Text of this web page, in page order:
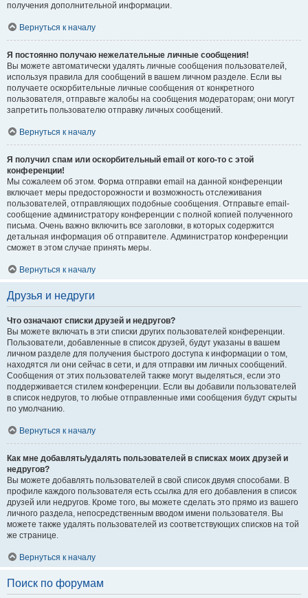
получения дополнительной информации.
Вернуться к началу
Я постоянно получаю нежелательные личные сообщения!
Вы можете автоматически удалять личные сообщения пользователей,
используя правила для сообщений в вашем личном разделе. Если вы
получаете оскорбительные личные сообщения от конкретного
пользователя, отправьте жалобы на сообщения модераторам; они могут
запретить пользователю отправку личных сообщений.
Вернуться к началу
Я получил спам или оскорбительный email от кого-то с этой
конференции!
Мы сожалеем об этом. Форма отправки email на данной конференции
включает меры предосторожности и возможность отслеживания
пользователей, отправляющих подобные сообщения. Отправьте email-
сообщение администратору конференции с полной копией полученного
письма. Очень важно включить все заголовки, в которых содержится
детальная информация об отправителе. Администратор конференции
сможет в этом случае принять меры.
Вернуться к началу
Друзья и недруги
Что означают списки друзей и недругов?
Вы можете включать в эти списки других пользователей конференции.
Пользователи, добавленные в список друзей, будут указаны в вашем
личном разделе для получения быстрого доступа к информации о том,
находятся ли они сейчас в сети, и для отправки им личных сообщений.
Сообщения от этих пользователей также могут выделяться, если это
поддерживается стилем конференции. Если вы добавили пользователей
в список недругов, то любые отправленные ими сообщения будут скрыты
по умолчанию.
Вернуться к началу
Как мне добавлять/удалять пользователей в списках моих друзей и
недругов?
Вы можете добавлять пользователей в свой список двумя способами. В
профиле каждого пользователя есть ссылка для его добавления в список
друзей или недругов. Кроме того, вы можете сделать это прямо из вашего
личного раздела, непосредственным вводом имени пользователя. Вы
можете также удалять пользователей из соответствующих списков на той
же странице.
Вернуться к началу
Поиск по форумам